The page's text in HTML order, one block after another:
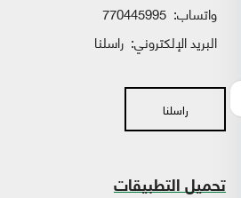
واتساب:
البريد الإلكتروني: راسلنا
راسلنا
تحميل التطبيقات